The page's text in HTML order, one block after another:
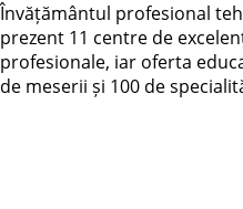
Învățământul profesional
prezent 11 centre de
profesionale, iar oferta
de meserii și 100 de